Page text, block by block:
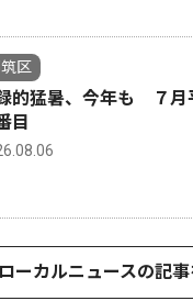
区
的猛暑、今年も ７月
目
ーカルニュースの記